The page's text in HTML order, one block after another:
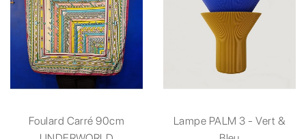
Foulard Carré 90cm
Lampe PALM 3 - Vert &